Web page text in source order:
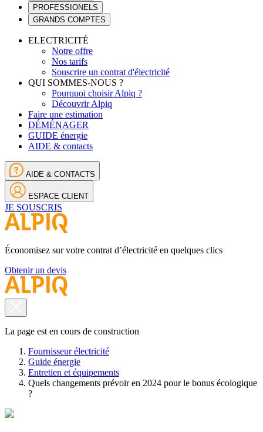
PROFESSIONELS
GRANDS COMPTES
ELECTRICITÉ
Notre offre
Nos tarifs
Souscrire un contrat d'électricité
QUI SOMMES-NOUS ?
Pourquoi choisir Alpiq ?
Découvrir Alpiq
Faire une estimation
DÉMÉNAGER
GUIDE énergie
AIDE & contacts
AIDE & CONTACTS
ESPACE CLIENT
JE SOUSCRIS
Économisez sur votre contrat d’électricité en quelques clics
Obtenir un devis
La page est en cours de construction
Fournisseur électricité
Guide énergie
Entretien et équipements
Quels changements prévoir en 2024 pour le bonus écologique
?